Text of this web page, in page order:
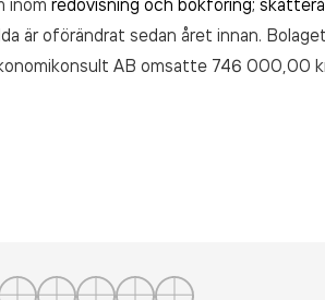
inom redovisning och bokföring;
är oförändrat sedan året innan.
AB omsatte 746 000,00